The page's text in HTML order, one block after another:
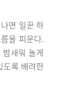
면 일꾼 하
을 피운다.
새워 놀게
록 배려한